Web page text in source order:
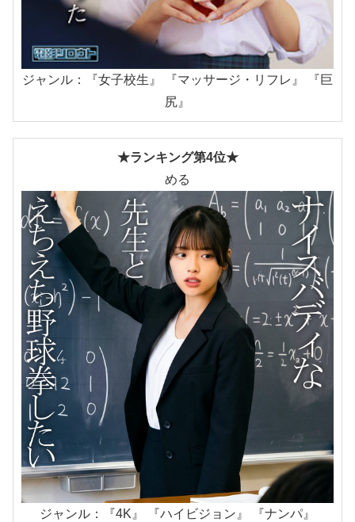
ジャンル：『女子校生』 『マッサージ・リフレ』 『巨
尻』
★ランキング第4位★
める
ジャンル：『4K』 『ハイビジョン』 『ナンパ』